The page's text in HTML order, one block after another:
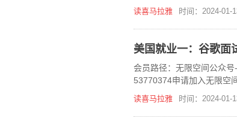
读喜马拉雅 时间：2024-01-
会员路径：无限空间公众
53770374申请加入无限空
读喜马拉雅 时间：2024-01-